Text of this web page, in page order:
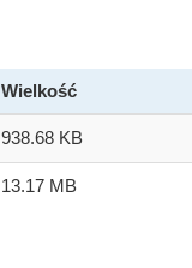
Wielkość
938.68 KB
13.17 MB